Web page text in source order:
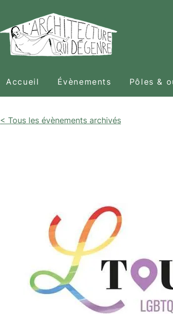
Accueil Évènements Pôles &
< Tous les évènements archivés